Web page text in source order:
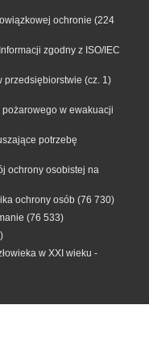
ochronie (224
zgodny z ISO/IEC
przedsiębiorstwie (cz. 1)
w ewakuacji
potrzebę
ochrony osobistej na
ochrony osób (76 730)
(76 533)
w XXI wieku -